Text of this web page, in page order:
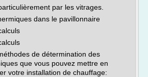
par les vitrages.
dans le pavillonnaire
de détermination des
que vous pouvez mettre en
votre installation de chauffage: